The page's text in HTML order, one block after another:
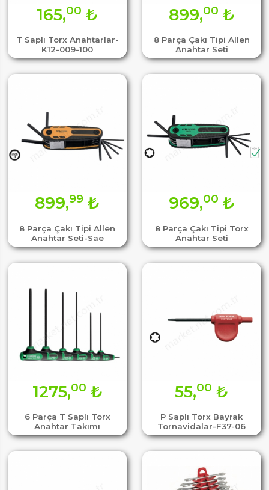
T Saplı Torx Anahtarlar-
K12-009-100
165,00 ₺
8 Parça Çakı Tipi Allen
Anahtar Seti
899,00 ₺
8 Parça Çakı Tipi Allen
Anahtar Seti-Sae
899,99 ₺
8 Parça Çakı Tipi Torx
Anahtar Seti
969,00 ₺
6 Parça T Saplı Torx
Anahtar Takımı
1275,00 ₺
P Saplı Torx Bayrak
Tornavidalar-F37-06
55,00 ₺